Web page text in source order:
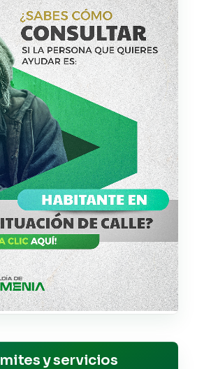
y servicios